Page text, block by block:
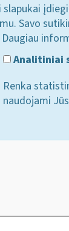
Savo
Analitiniai
Renka
naudojami